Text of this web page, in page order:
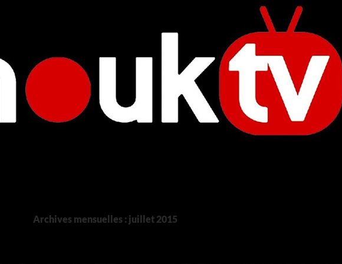
Archives mensuelles : juillet 2015